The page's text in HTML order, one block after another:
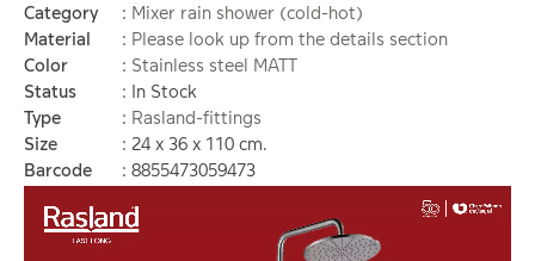
Category
Mixer rain shower (cold-hot)
Material
Please look up from the details section
Color
Stainless steel MATT
Status
In Stock
Type
Rasland-fittings
Size
24 x 36 x 110 cm.
Barcode
8855473059473
Player